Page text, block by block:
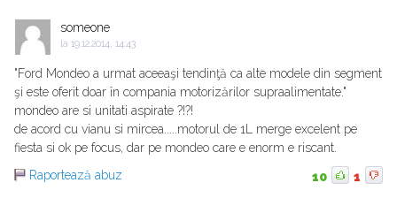
someone
la 19.12.2014, 14:43
"Ford Mondeo a urmat aceeaşi tendinţă ca alte modele din segment
şi este oferit doar în compania motorizărilor supraalimentate."
mondeo are si unitati aspirate ?!?!
de acord cu vianu si mircea.....motorul de 1L merge excelent pe
fiesta si ok pe focus, dar pe mondeo care e enorm e riscant.
Raportează abuz
10 1